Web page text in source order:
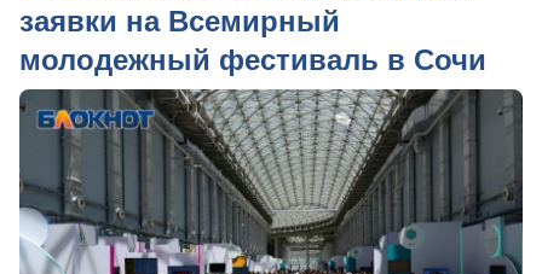
заявки на Всемирный
молодежный фестиваль в Сочи